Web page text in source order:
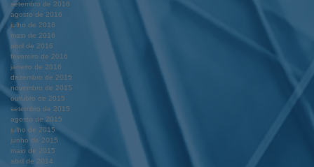
setembro de 2016
agosto de 2016
julho de 2016
maio de 2016
abril de 2016
fevereiro de 2016
janeiro de 2016
dezembro de 2015
novembro de 2015
outubro de 2015
setembro de 2015
agosto de 2015
julho de 2015
junho de 2015
maio de 2015
abril de 2014